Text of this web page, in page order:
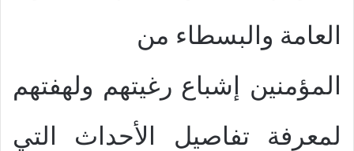
العامة والبسطاء من
المؤمنين إشباع رغيتهم ولهفتهم
لمعرفة تفاصيل الأحداث التي